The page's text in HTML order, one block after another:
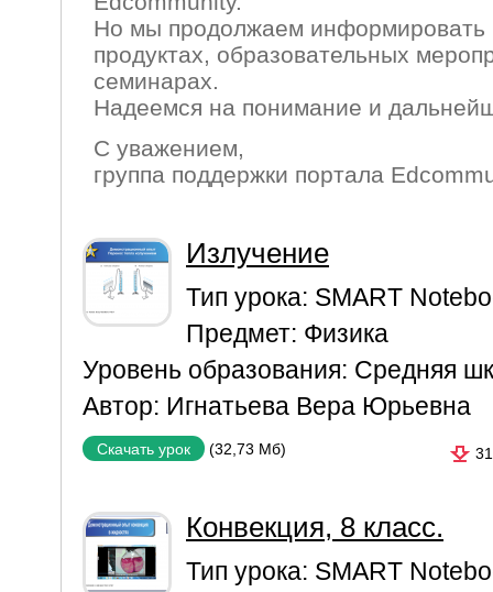
Но мы продолжаем информировать
продуктах, образовательных
семинарах.
Надеемся на понимание и
С уважением,
группа поддержки портала
Излучение
Тип урока: SMART
Предмет: Физика
Уровень образования: Средняя
Автор: Игнатьева Вера Юрьевна
Скачать урок (32,73 Мб) 31
Конвекция, 8 класс.
Тип урока: SMART